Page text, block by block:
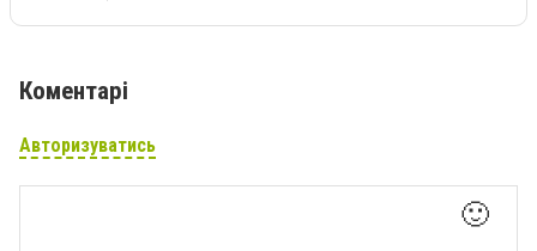
Коментарі
Авторизуватись
🙂